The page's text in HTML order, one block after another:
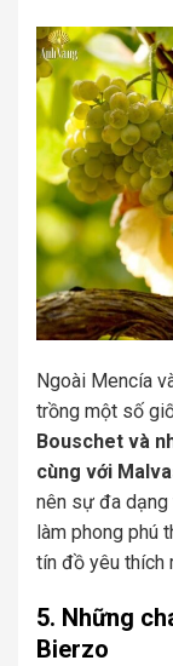
Ngoài Mencía
trồng một số
Bouschet và
cùng với
nên sự đa
làm phong phú
tín đồ yêu thích
5. Những
Bierzo